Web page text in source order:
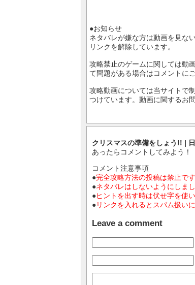
●お知らせ
ネタバレが嫌な方は動画を見な
リンクを解除しています。
攻略禁止のゲームに関しては動
て問題がある場合はコメントに
攻略動画については当サイトで
つけています。動画に関するお
クリスマスの準備をしょう!! |
あったらコメントしてみよう！
コメント注意事項
●完全攻略方法の投稿は禁止です
●ネタバレはしないようにしまし
●ヒントを出す時は伏せ字を
●リンクを入れるとスパム扱い
Leave a comment